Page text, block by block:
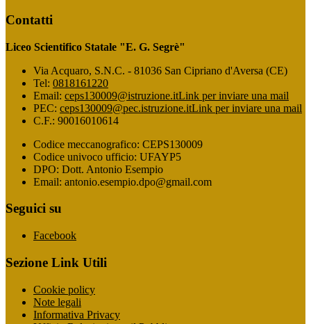
Contatti
Liceo Scientifico Statale "E. G. Segrè"
Via Acquaro, S.N.C. - 81036 San Cipriano d'Aversa (CE)
Tel: 0818161220
Email: ceps130009@istruzione.itLink per inviare una mail
PEC: ceps130009@pec.istruzione.itLink per inviare una mail
C.F.: 90016010614
Codice meccanografico: CEPS130009
Codice univoco ufficio: UFAYP5
DPO: Dott. Antonio Esempio
Email: antonio.esempio.dpo@gmail.com
Seguici su
Facebook
Sezione Link Utili
Cookie policy
Note legali
Informativa Privacy